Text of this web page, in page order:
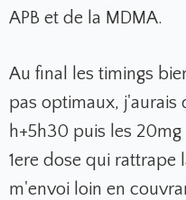
APB et de la MDMA.
Au final les timings
pas optimaux, j'aurais
h+5h30 puis les
1ere dose qui rattrape
m'envoi loin en